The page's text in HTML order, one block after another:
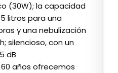
(30W); la capacidad
litros para una
y una nebulización
silencioso, con un
dB
60 años ofrecemos